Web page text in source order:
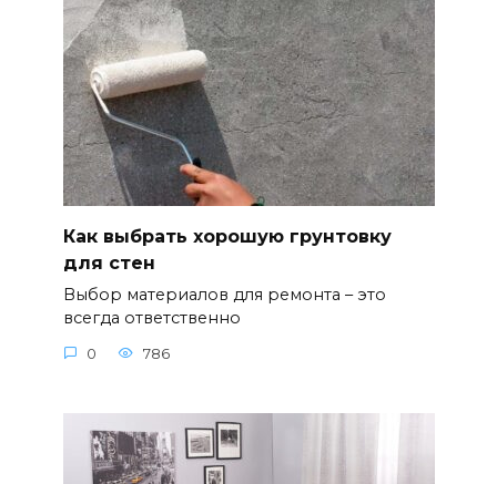
Как выбрать хорошую грунтовку
для стен
Выбор материалов для ремонта – это
всегда ответственно
0 786